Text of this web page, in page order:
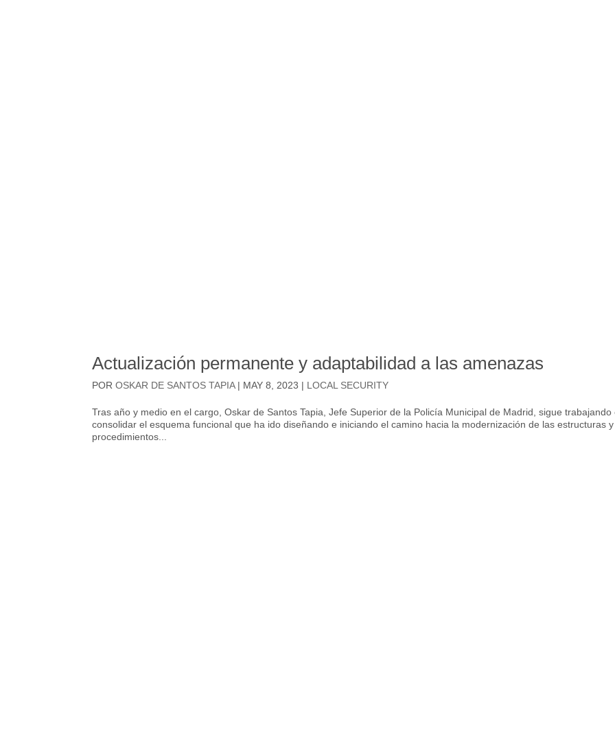
Actualización permanente y adaptabilidad a las amenazas
POROSKAR DE SANTOS TAPIA| MAY 8, 2023 | LOCAL SECURITY
Tras año y medio en el cargo, Oskar de Santos Tapia, Jefe Superior de la Policía Municipal de Madrid, sigue trabajando
consolidar el esquema funcional que ha ido diseñando e iniciando el camino hacia la modernización de las estructuras
procedimientos...